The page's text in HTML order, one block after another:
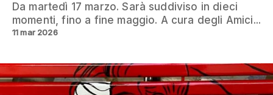
Da martedì 17 marzo. Sarà suddiviso in dieci
momenti, fino a fine maggio. A cura degli Amici...
11 mar 2026